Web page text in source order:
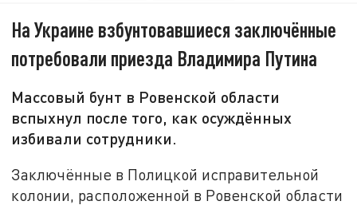
На Украине взбунтовавшиеся заключённые
потребовали приезда Владимира Путина
Массовый бунт в Ровенской области
вспыхнул после того, как осуждённых
избивали сотрудники.
Заключённые в Полицкой исправительной
колонии, расположенной в Ровенской области